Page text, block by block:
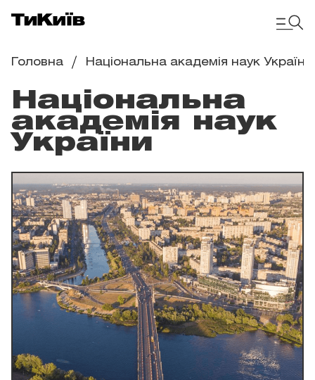
Головна Національна академія наук України
Національна
академія наук
України